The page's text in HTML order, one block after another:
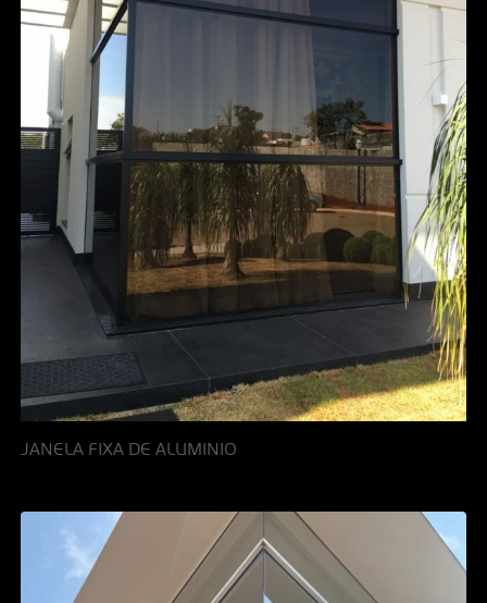
JANELA FIXA DE ALUMINIO